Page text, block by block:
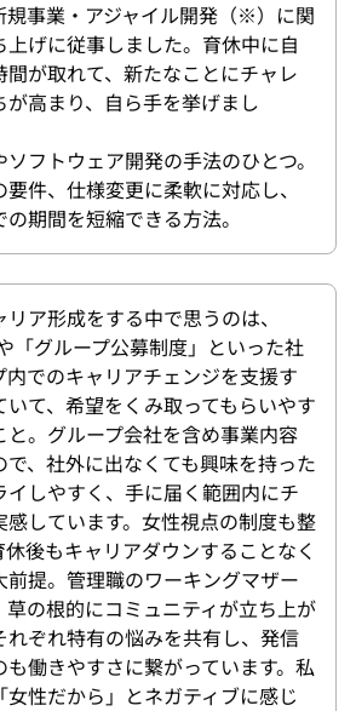
規事業・アジャイル開発（※）に関
上げに従事しました。育休中に自
間が取れて、新たなことにチャレ
が高まり、自ら手を挙げまし
フトウェア開発の手法のひとつ。
件、仕様変更に柔軟に対応し、
期間を短縮できる方法。
リア形成をする中で思うのは、
「グループ公募制度」といった社
内でのキャリアチェンジを支援す
いて、希望をくみ取ってもらいやす
と。グループ会社を含め事業内容
で、社外に出なくても興味を持った
イしやすく、手に届く範囲内にチ
感しています。女性視点の制度も整
後もキャリアダウンすることなく
前提。管理職のワーキングマザー
草の根的にコミュニティが立ち上が
れぞれ特有の悩みを共有し、発信
も働きやすさに繋がっています。私
女性だから」とネガティブに感じ